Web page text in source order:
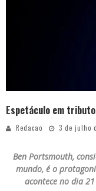
Espetáculo em
Redacao 3 de julho
Ben Portsmouth,
mundo, é o
acontece no dia